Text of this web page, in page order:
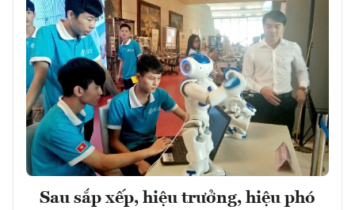
Sau sắp xếp, hiệu trưởng, hiệu phó